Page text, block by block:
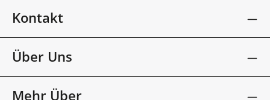
Kontakt
Über Uns
Mehr Über